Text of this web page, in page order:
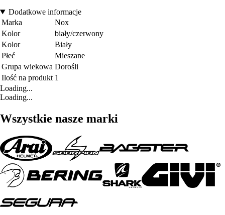
Dodatkowe informacje
Marka
Nox
Kolor
biały/czerwony
Kolor
Biały
Płeć
Mieszane
Grupa wiekowa Dorośli
Ilość na produkt 1
Loading...
Loading...
Wszystkie nasze marki